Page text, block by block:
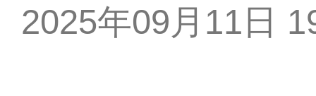
2025年09月11日